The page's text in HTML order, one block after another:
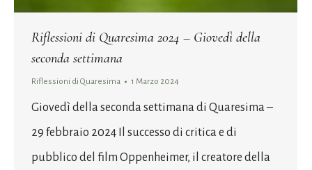
Riflessioni di Quaresima 2024 – Giovedì della
seconda settimana
Riflessioni di Quaresima 1 Marzo 2024
Giovedì della seconda settimana di Quaresima –
29 febbraio 2024 Il successo di critica e di
pubblico del film Oppenheimer, il creatore della